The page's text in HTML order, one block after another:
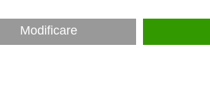
Modificare